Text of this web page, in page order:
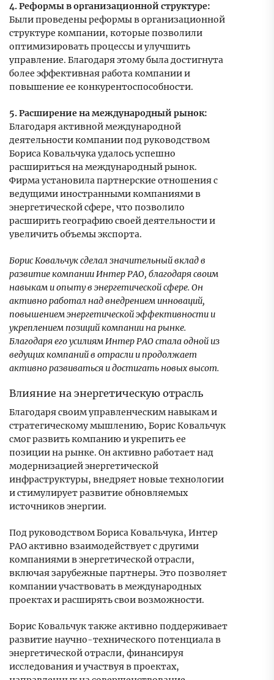
4. Реформы в организационной структуре:
Были проведены реформы в организационной
структуре компании, которые позволили
оптимизировать процессы и улучшить
управление. Благодаря этому была достигнута
более эффективная работа компании и
повышение ее конкурентоспособности.
5. Расширение на международный рынок:
Благодаря активной международной
деятельности компании под руководством
Бориса Ковальчука удалось успешно
расшириться на международный рынок.
Фирма установила партнерские отношения с
ведущими иностранными компаниями в
энергетической сфере, что позволило
расширить географию своей деятельности и
увеличить объемы экспорта.
Борис Ковальчук сделал значительный вклад в
развитие компании Интер РАО, благодаря своим
навыкам и опыту в энергетической сфере. Он
активно работал над внедрением инноваций,
повышением энергетической эффективности и
укреплением позиций компании на рынке.
Благодаря его усилиям Интер РАО стала одной из
ведущих компаний в отрасли и продолжает
активно развиваться и достигать новых высот.
Влияние на энергетическую отрасль
Благодаря своим управленческим навыкам и
стратегическому мышлению, Борис Ковальчук
смог развить компанию и укрепить ее
позиции на рынке. Он активно работает над
модернизацией энергетической
инфраструктуры, внедряет новые технологии
и стимулирует развитие обновляемых
источников энергии.
Под руководством Бориса Ковальчука, Интер
РАО активно взаимодействует с другими
компаниями в энергетической отрасли,
включая зарубежные партнеры. Это позволяет
компании участвовать в международных
проектах и расширять свои возможности.
Борис Ковальчук также активно поддерживает
развитие научно-технического потенциала в
энергетической отрасли, финансируя
исследования и участвуя в проектах,